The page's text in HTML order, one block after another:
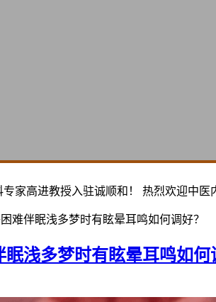
家高进教授入驻诚顺和！ 热烈欢迎中医
难伴眠浅多梦时有眩晕耳鸣如何调好？
浅多梦时有眩晕耳鸣如何